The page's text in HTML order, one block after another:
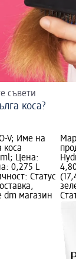
съвети
коса?
V; Име на
коса
Цена:
0,275 L
Статус
dm магазин